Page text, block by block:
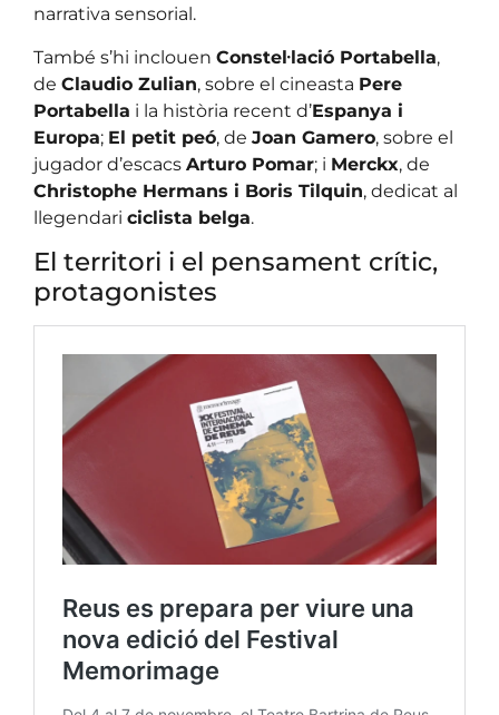
narrativa sensorial.
També s’hi inclouen Constel·lació Portabella,
de Claudio Zulian, sobre el cineasta Pere
Portabella i la història recent d’Espanya i
Europa; El petit peó, de Joan Gamero, sobre el
jugador d’escacs Arturo Pomar; i Merckx, de
Christophe Hermans i Boris Tilquin, dedicat al
llegendari ciclista belga.
El territori i el pensament crític,
protagonistes